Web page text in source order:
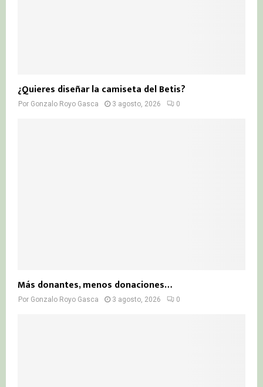
¿Quieres diseñar la camiseta del Betis?
Por Gonzalo Royo Gasca 3 agosto, 2026 0
Más donantes, menos donaciones…
Por Gonzalo Royo Gasca 3 agosto, 2026 0